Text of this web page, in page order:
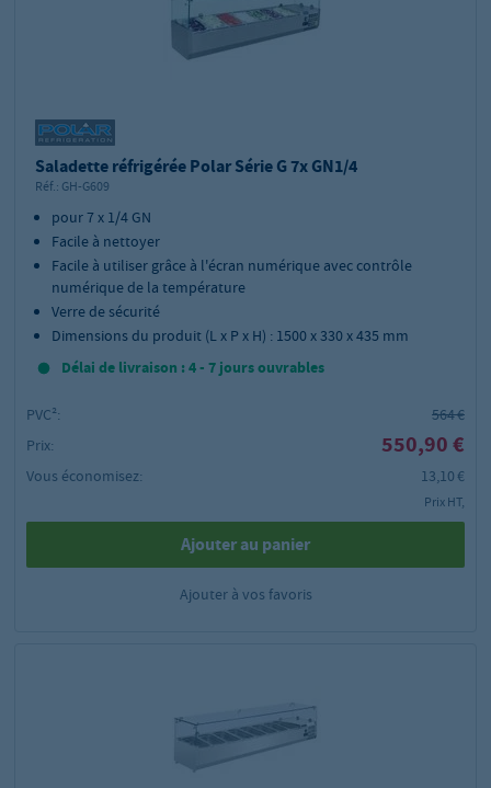
Saladette réfrigérée Polar Série G 7x GN1/4
Réf.: GH-G609
pour 7 x 1/4 GN
Facile à nettoyer
Facile à utiliser grâce à l'écran numérique avec contrôle
numérique de la température
Verre de sécurité
Dimensions du produit (L x P x H) : 1500 x 330 x 435 mm
Délai de livraison : 4 - 7 jours ouvrables
PVC²:
564 €
Prix:
550,90 €
Vous économisez: 13,10 €
Prix HT,
Ajouter au panier
Ajouter à vos favoris